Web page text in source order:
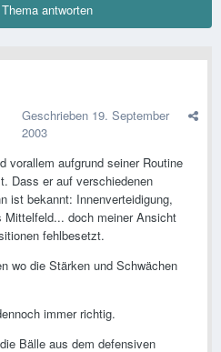
antworten
Geschrieben 19. September
2003
vorallem aufgrund seiner Routine
Dass er auf verschiedenen
ist bekannt: Innenverteidigung,
doch meiner Ansicht
fehlbesetzt.
wo die Stärken und Schwächen
immer richtig.
Bälle aus dem defensiven